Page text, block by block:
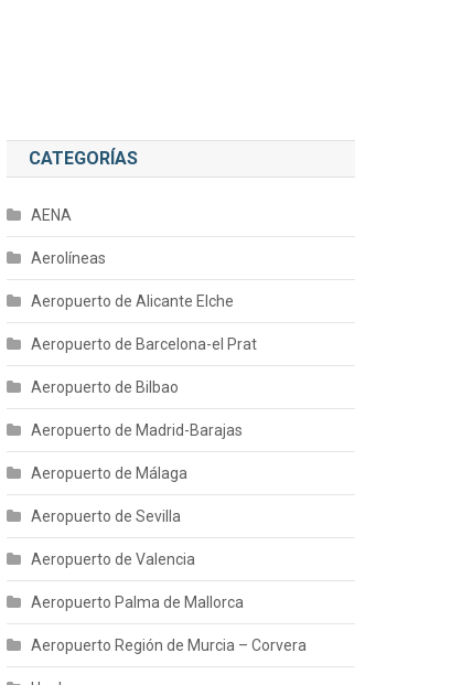
CATEGORÍAS
AENA
Aerolíneas
Aeropuerto de Alicante Elche
Aeropuerto de Barcelona-el Prat
Aeropuerto de Bilbao
Aeropuerto de Madrid-Barajas
Aeropuerto de Málaga
Aeropuerto de Sevilla
Aeropuerto de Valencia
Aeropuerto Palma de Mallorca
Aeropuerto Región de Murcia – Corvera